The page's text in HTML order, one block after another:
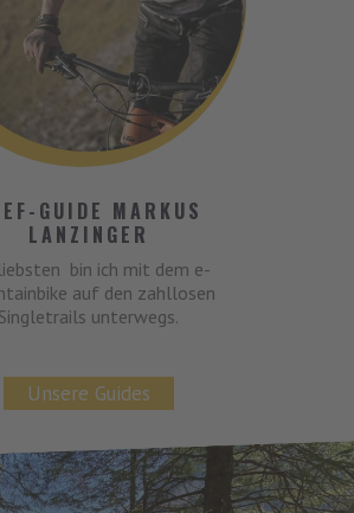
GUIDE MARKUS
LANZINGER
bin ich mit dem e-
auf den zahllosen
Singletrails unterwegs.
Unsere Guides